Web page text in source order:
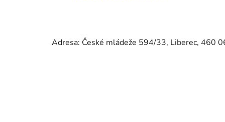
Adresa: České mládeže 594/33, Liberec, 460